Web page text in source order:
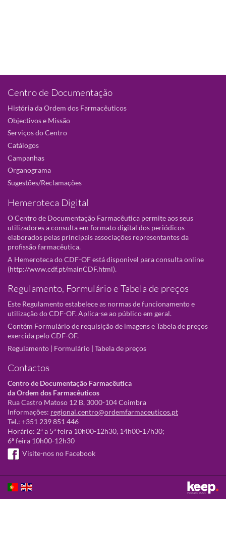
Centro de Documentação
História da Ordem dos Farmacêuticos
Objectivos e Missão
Serviços do Centro
Catálogos
Campanhas
Organograma
Sugestões/Reclamações
Hemeroteca Digital
O Centro de Documentação Farmacêutica permite aos seus
utilizadores a consulta em formato digital dos periódicos
elaborados pelas principais associações representantes da
profissão farmacêutica.
A Hemeroteca do CDF-OF está disponivel para consulta online
(http://www.cdf.pt/mainCDF.html).
Regulamento, Formulário e Tabela de preços
Este Regulamento estabelece as normas de funcionamento e
utilização do CDF-OF. Aplica-se ao público em geral.
Contém Formulário de requisição de imagens e Tabela de preços
exercida pelo CDF-OF.
Regulamento | Formulário | Tabela de preços
Contactos
Centro de Documentação Farmacêutica
da Ordem dos Farmacêuticos
Rua Castro Matoso 12 B, 3000-104 Coimbra
Informações: regional.centro@ordemfarmaceuticos.pt
Tel.: +351 239 851 446
Horário: 2ª a 5ª feira 10h00-12h30, 14h00-17h30;
6ª feira 10h00-12h30
Visite-nos no Facebook